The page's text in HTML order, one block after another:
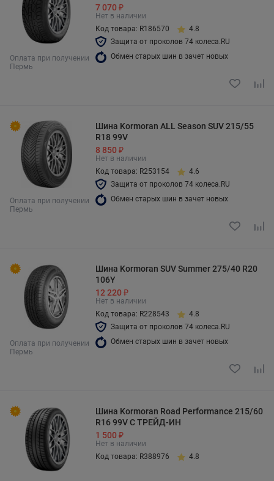
Оплата при получении
Пермь
7 070 ₽
Нет в наличии
Код товара: R186570
4.8
Защита от проколов 74 колеса.RU
Обмен старых шин в зачет новых
Оплата при получении
Пермь
Шина Kormoran ALL Season SUV 215/55
R18 99V
8 850 ₽
Нет в наличии
Код товара: R253154
4.6
Защита от проколов 74 колеса.RU
Обмен старых шин в зачет новых
Оплата при получении
Пермь
Шина Kormoran SUV Summer 275/40 R20
106Y
12 220 ₽
Нет в наличии
Код товара: R228543
4.8
Защита от проколов 74 колеса.RU
Обмен старых шин в зачет новых
Шина Kormoran Road Performance 215/60
R16 99V С ТРЕЙД-ИН
1 500 ₽
Нет в наличии
Код товара: R388976
4.8